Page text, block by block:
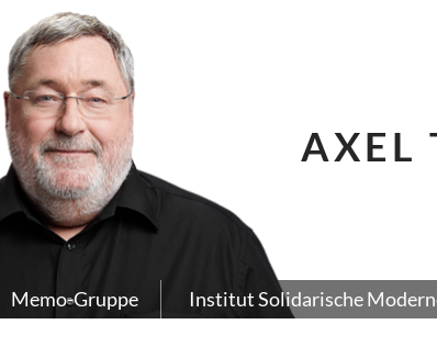
AXEL
Memo-Gruppe Institut Solidarische